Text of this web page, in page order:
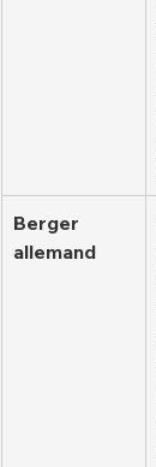
Berger
allemand